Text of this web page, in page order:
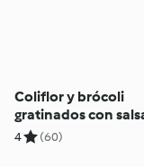
Coliflor y brócoli
gratinados con
calabacín y yogur
4 (60)